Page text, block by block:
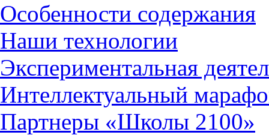
Особенности содержания
Наши технологии
Экспериментальная
Интеллектуальный
Партнеры «Школы 2100»